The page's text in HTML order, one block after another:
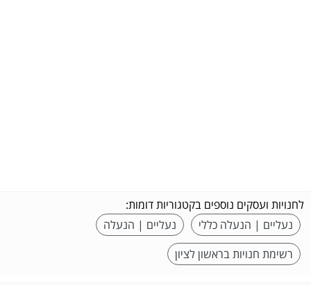
לחנויות ועסקים נוספים בקטגוריות דומות:
נעליים | הנעלה כללי
נעליים | הנעלה
רשימת חנויות בראשון לציון